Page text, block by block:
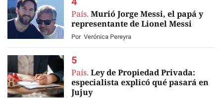
País. Murió Jorge Messi, el papá y
representante de Lionel Messi
Por Verónica Pereyra
País. Ley de Propiedad Privada:
especialista explicó qué pasará en
Jujuy